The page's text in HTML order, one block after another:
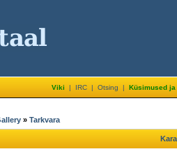
Viki | IRC| Otsing | Küsimused
» Tarkvara